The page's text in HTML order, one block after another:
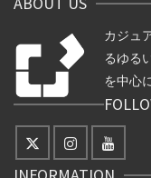
ー
ジ
送
り
カジュ
るゆる
を中心